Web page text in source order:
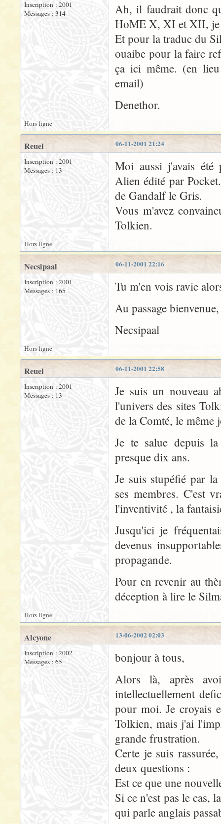
Inscription : 2001
Messages : 314
Ah, il faudrait donc
HoME X, XI et XII, je
Et pour la traduc du
ouaibe pour la faire
ça ici même. (en
email)
Denethor.
Hors ligne
06-11-2001 21:24
Reuel
Inscription : 2001
Messages : 13
Moi aussi j'avais été
Alien édité par
de Gandalf le Gris.
Vous m'avez
Tolkien.
Hors ligne
06-11-2001 22:16
Necsipaal
Inscription : 2001
Messages : 165
Tu m'en vois ravie
Au passage
Necsipaal
Hors ligne
06-11-2001 22:58
Reuel
Inscription : 2001
Messages : 13
Je suis un nouveau
l'univers des sites
de la Comté, le même
Je te salue depuis
presque dix ans.
Je suis stupéfié par
ses membres. C'est
l'inventivité , la
Jusqu'ici je
devenus
propagande.
Pour en revenir au
déception à lire le
Hors ligne
13-06-2002 02:03
Alcyone
Inscription : 2002
Messages : 65
bonjour à tous,
Alors là, après
intellectuellement
pour moi. Je croyais
Tolkien, mais j'ai
grande frustration.
Certe je suis
deux questions :
Est ce que une
Si ce n'est pas le cas,
qui parle anglais